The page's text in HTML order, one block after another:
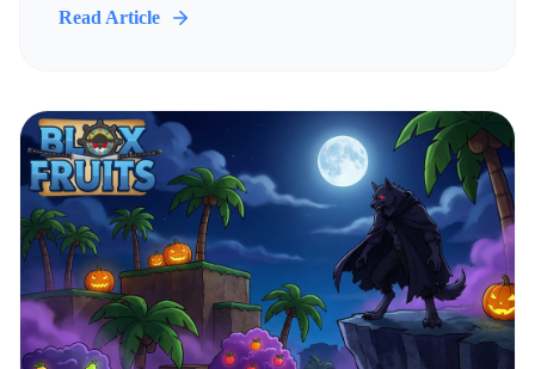
Read Article